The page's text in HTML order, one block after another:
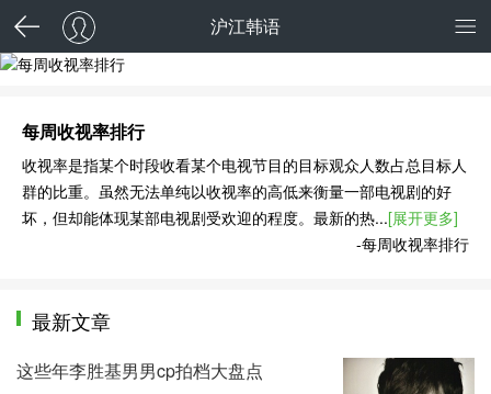
沪江韩语
每周收视率排行
每周收视率排行
收视率是指某个时段收看某个电视节目的目标观众人数占总目标人
群的比重。虽然无法单纯以收视率的高低来衡量一部电视剧的好
坏，但却能体现某部电视剧受欢迎的程度。最新的热...[展开更多]
-每周收视率排行
最新文章
这些年李胜基男男cp拍档大盘点